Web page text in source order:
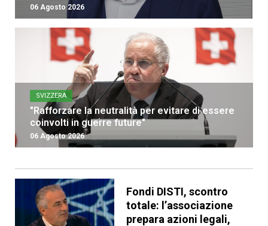
06 Agosto 2026
SVIZZERA
"Rafforzare la neutralità per evitare di essere
coinvolti in guerre future"
06 Agosto 2026
Fondi DISTI, scontro
totale: l’associazione
prepara azioni legali,